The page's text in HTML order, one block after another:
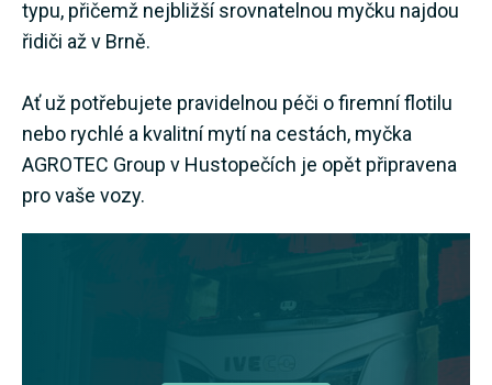
typu, přičemž nejbližší srovnatelnou myčku najdou
řidiči až v Brně.
Ať už potřebujete pravidelnou péči o firemní flotilu
nebo rychlé a kvalitní mytí na cestách, myčka
AGROTEC Group v Hustopečích je opět připravena
pro vaše vozy.